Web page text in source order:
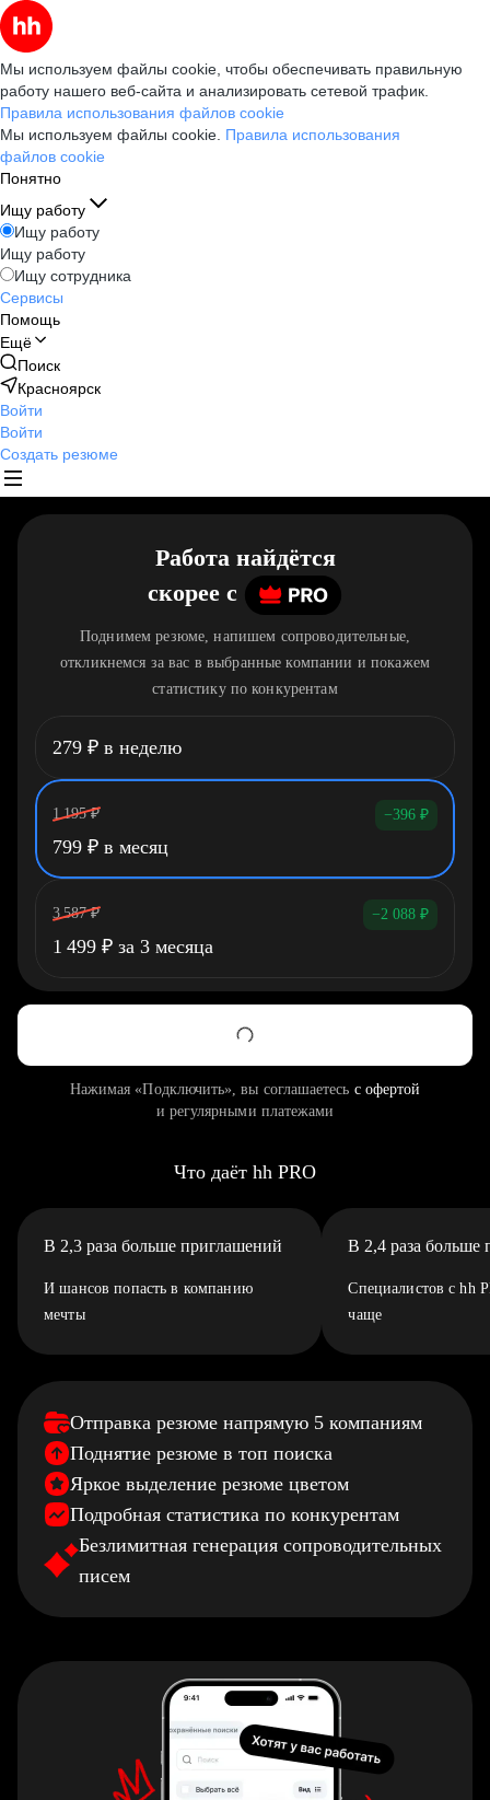
Мы используем файлы cookie, чтобы обеспечивать правильную
работу нашего веб-сайта и анализировать сетевой трафик.
Правила использования файлов cookie
Мы используем файлы cookie. Правила использования
файлов cookie
Понятно
Ищу работу
Ищу работу
Ищу работу
Ищу сотрудника
Сервисы
Помощь
Ещё
Поиск
Красноярск
Войти
Войти
Создать резюме
Работа найдётся
скорее c
Поднимем резюме, напишем сопроводительные,
откликнемся за вас в выбранные компании и покажем
статистику по конкурентам
279 ₽ в неделю
1 195 ₽ −396 ₽
799 ₽ в месяц
3 587 ₽ −2 088 ₽
1 499 ₽ за 3 месяца
Нажимая «Подключить», вы соглашаетесь с офертой
и регулярными платежами
Что даёт hh PRO
В 2,3 раза больше приглашений
И шансов попасть в компанию
мечты
В 2,4 раза больше
Специалистов с hh
чаще
Отправка резюме напрямую 5 компаниям
Поднятие резюме в топ поиска
Яркое выделение резюме цветом
Подробная статистика по конкурентам
Безлимитная генерация сопроводительных
писем